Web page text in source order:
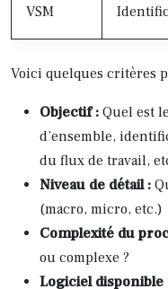
VSM
Voici quelques critères
Objectif : Quel est
d’ensemble,
du flux de travail,
Niveau de détail :
(macro, micro, etc.)
Complexité du
ou complexe ?
Logiciel disponible